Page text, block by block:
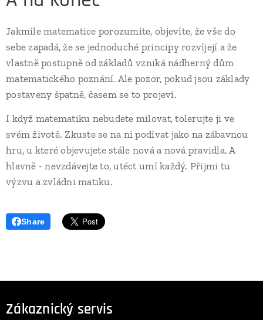
Jakmile matematice porozumíte, objevíte, že vše do
sebe zapadá, že se jednoduché principy rozvíjejí a že
vlastně postupně od základů vzniká nádherný dům
matematického poznání. Ale pozor, pokud jsou základy
postaveny špatně, časem se to projeví.
I když matematiku nebudete milovat, tolerujte ji ve
svém životě. Zkuste se na ni podívat jako na zábavnou
hru, u které objevujete stále nová a nová pravidla. A
hlavně - nevzdávejte to, utéct umí každý. Přijmi tu
výzvu a zvládni matiku.
Share
Zákaznický servis